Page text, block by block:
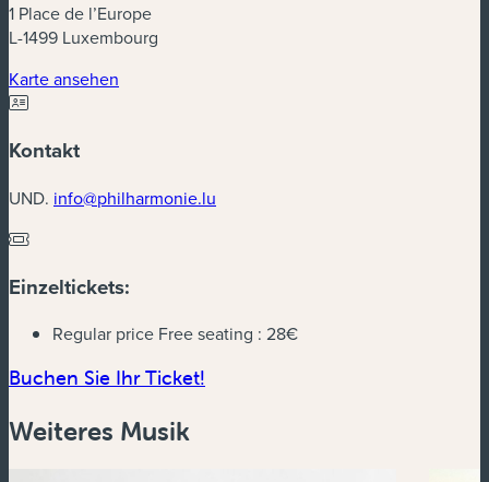
1 Place de l’Europe
L-1499 Luxembourg
Karte ansehen
Kontakt
UND. info@philharmonie.lu
Einzeltickets:
Regular price Free seating : 28€
Buchen Sie Ihr Ticket!
Weiteres Musik